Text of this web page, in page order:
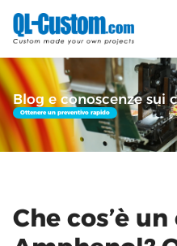
Blog e conoscenze sui
Ottenere un preventivo rapido
Che cos’è